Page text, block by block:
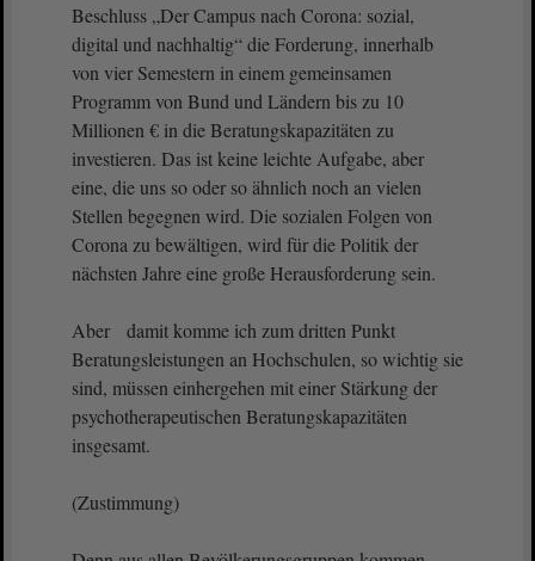
Beschluss „Der Campus nach Corona: sozial,
digital und nachhaltig“ die Forderung, innerhalb
von vier Semestern in einem gemeinsamen
Programm von Bund und Ländern bis zu 10
Millionen € in die Beratungskapazitäten zu
investieren. Das ist keine leichte Aufgabe, aber
eine, die uns so oder so ähnlich noch an vielen
Stellen begegnen wird. Die sozialen Folgen von
Corona zu bewältigen, wird für die Politik der
nächsten Jahre eine große Herausforderung sein.
Aber damit komme ich zum dritten Punkt
Beratungsleistungen an Hochschulen, so wichtig sie
sind, müssen einhergehen mit einer Stärkung der
psychotherapeutischen Beratungskapazitäten
insgesamt.
(Zustimmung)